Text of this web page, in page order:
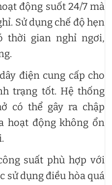
động suốt 24/7 mà
Sử dụng chế độ hẹn
thời gian nghỉ ngơi,
điện cung cấp cho
trạng tốt. Hệ thống
có thể gây ra chập
hoạt động không ổn
suất phù hợp với
sử dụng điều hòa quá